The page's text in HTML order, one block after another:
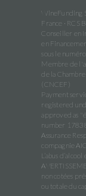
WineFunding
France ·
Conseiller en
en
sous le
Membre de
de la
(CNCEF)
Payment
registered
approved as
number
Assurance
compagnie
L’abus
non cotées
ou totale du